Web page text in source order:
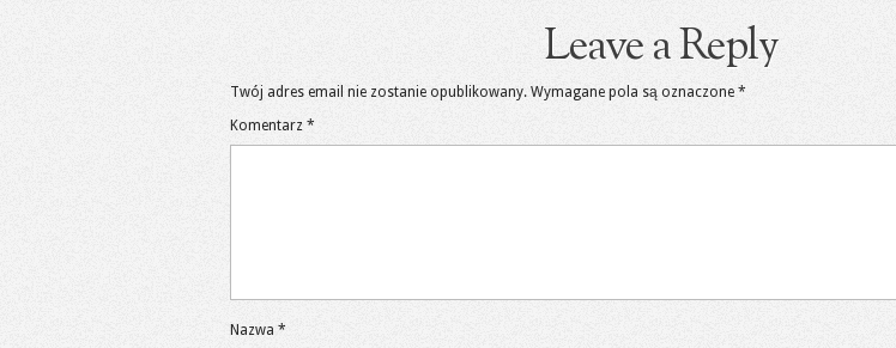
Leave a Reply
Twój adres email nie zostanie opublikowany. Wymagane pola są oznaczone *
Komentarz *
Nazwa *